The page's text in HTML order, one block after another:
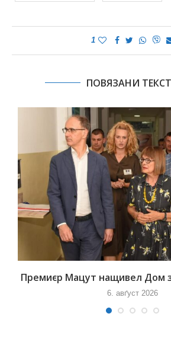
1
ПОВЯЗАНИ
Премиєр Мацут нащивел Дом
6. авґуст 2026